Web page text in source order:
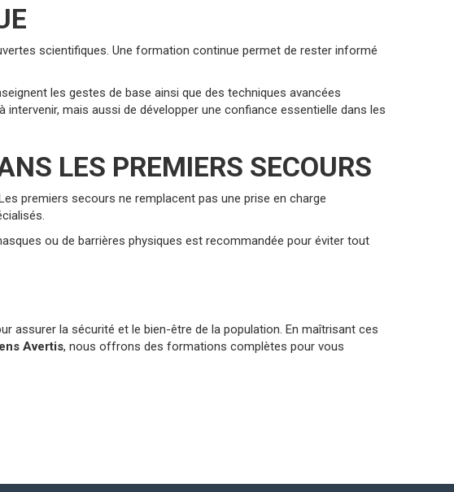
scientifiques. Une formation continue permet de rester informé
les gestes de base ainsi que des techniques avancées
mais aussi de développer une confiance essentielle dans les
LES PREMIERS SECOURS
premiers secours ne remplacent pas une prise en charge
ou de barrières physiques est recommandée pour éviter tout
assurer la sécurité et le bien-être de la population. En maîtrisant ces
Avertis, nous offrons des formations complètes pour vous